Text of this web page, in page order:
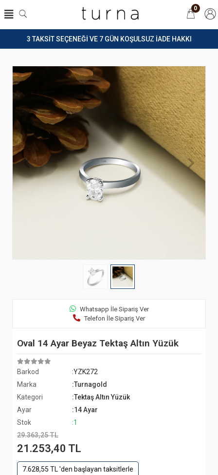
3 TAKSİT SEÇENEĞİ VE 7 GÜN KOŞULSUZ İADE HAKKI
0
Whatsapp İle Sipariş Ver
Telefon İle Sipariş Ver
Oval 14 Ayar Beyaz Tektaş Altın Yüzük
Barkod
:YZK272
Marka
:Turnagold
Kategori
:Tektaş Altın Yüzük
Ayar
:14 Ayar
Stok
:1
29.363,25 TL
21.253,40 TL
7.628,55 TL 'den başlayan taksitlerle